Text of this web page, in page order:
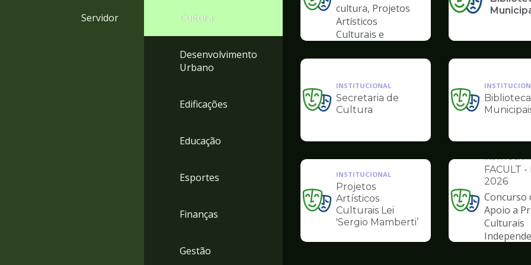
Servidor Cultura
Desenvolvimento
Urbano
Edificações
Educação
Esportes
Finanças
Gestão
Ilustração
pagina
de
Cultura
cultura, Projetos
Artísticos
Culturais e
Periferias
Ilustração
de
Cultura
INSTITUCIONAL
Secretaria de
Cultura
Ilustração
de
Cultura
Ilustração
de
INSTITUCIONAL
Projetos
Artísticos
Culturais Lei
'Sergio Mamberti’
Ilustração
pagina
de
FACULT
2026
Concurso
Apoio a
Culturais